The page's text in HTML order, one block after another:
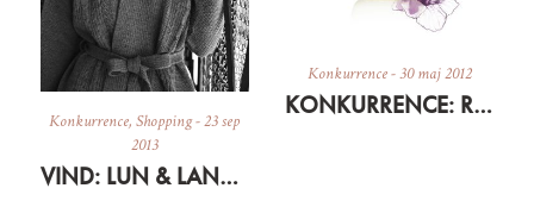
Konkurrence,Shopping-23 sep
2013
VIND: LUN & LANG CARDIGAN I ULD + RABATKODE
Konkurrence-30 maj 2012
KONKURRENCE: RUDOLPH CARE CREAM SOAP X 10